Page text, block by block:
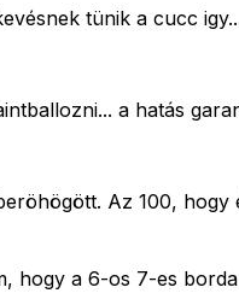
tünik a cucc
a hatás
Az 100,
hogy a 6-os 7-es